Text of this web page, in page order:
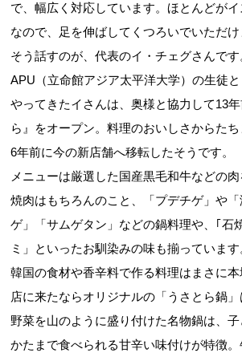
で、幅広く対応しています。ほとんどが
なので、足を伸ばしてくつろいでいただけ
そう話すのが、代表のイ・チェグさんです
APU（立命館アジア太平洋大学）の生徒
やってきたイさんは、奥様と協力して13
ら』をオープン。料理のおいしさからたち
6年前に今の新店舗へ移転したそうです。
メニューは厳選した国産黒毛和牛などの
焼肉はもちろんのこと、「プデチゲ」や
ゲ」「サムゲタン」などの鍋料理や、｢石
ミ」といったお馴染みの味も揃っています
韓国の食材や香辛料で作る料理はまさに
店に来たならオリジナルの「うさとら鍋
野菜を山のように盛り付けた名物鍋は、
かたまで食べられる甘辛い味付けが特徴